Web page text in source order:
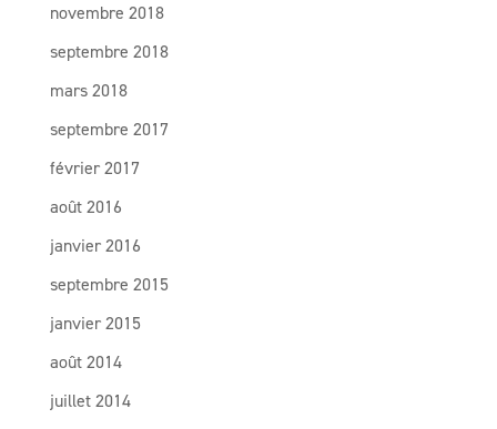
novembre 2018
septembre 2018
mars 2018
septembre 2017
février 2017
août 2016
janvier 2016
septembre 2015
janvier 2015
août 2014
juillet 2014